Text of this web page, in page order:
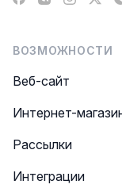
ВОЗМОЖНОСТИ
Веб-сайт
Интернет-
Рассылки
Интеграции